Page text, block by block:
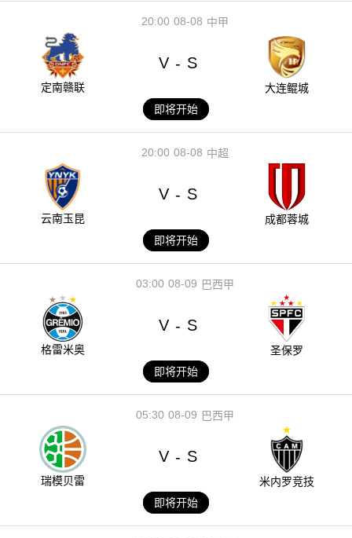
08-08
20:00 中甲
定南赣联
V - S
大连鲲城
即将开始
08-08
20:00 中超
云南玉昆
V - S
成都蓉城
即将开始
08-09
03:00 巴西甲
格雷米奥
V - S
圣保罗
即将开始
08-09
05:30 巴西甲
瑞模贝雷
V - S
米内罗竞技
即将开始